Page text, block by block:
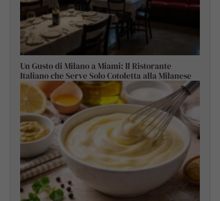
Un Gusto di Milano a Miami: Il Ristorante
Italiano che Serve Solo Cotoletta alla Milanese